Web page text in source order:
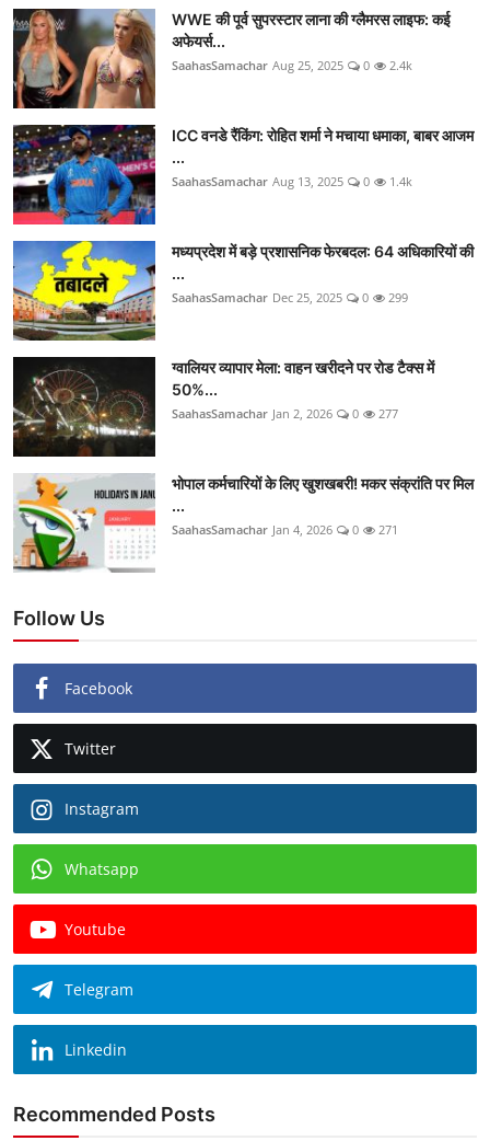
WWE की पूर्व सुपरस्टार लाना की ग्लैमरस लाइफ: कई
अफेयर्स...
SaahasSamachar Aug 25, 2025 0 2.4k
ICC वनडे रैंकिंग: रोहित शर्मा ने मचाया धमाका, बाबर आजम
...
SaahasSamachar Aug 13, 2025 0 1.4k
मध्यप्रदेश में बड़े प्रशासनिक फेरबदल: 64 अधिकारियों की
...
SaahasSamachar Dec 25, 2025 0 299
ग्वालियर व्यापार मेला: वाहन खरीदने पर रोड टैक्स में
50%...
SaahasSamachar Jan 2, 2026 0 277
भोपाल कर्मचारियों के लिए खुशखबरी! मकर संक्रांति पर मिल
...
SaahasSamachar Jan 4, 2026 0 271
Follow Us
Facebook
Twitter
Instagram
Whatsapp
Youtube
Telegram
Linkedin
Recommended Posts